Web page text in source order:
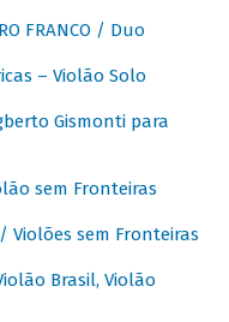
FRANCO / Duo
– Violão Solo
Gismonti para
sem Fronteiras
/ Violões sem Fronteiras
Brasil, Violão